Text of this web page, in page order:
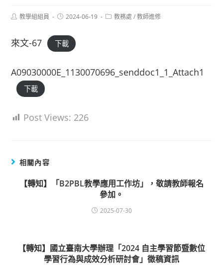
Post教學組組員
Post2024-06-19
Post教務處 / 教師進修
來文-67 下載
A09030000E_1130070696_senddoc1_1_Attach1
下載
Post Views: 226
相關內容
【轉知】「B2PBL教學應用工作坊」，敬請教師報名
參加。
2025-07-30
【轉知】國立臺南大學辦理「2024 自主學習節暨數位
學習行為與成效分析研討會」徵稿資訊